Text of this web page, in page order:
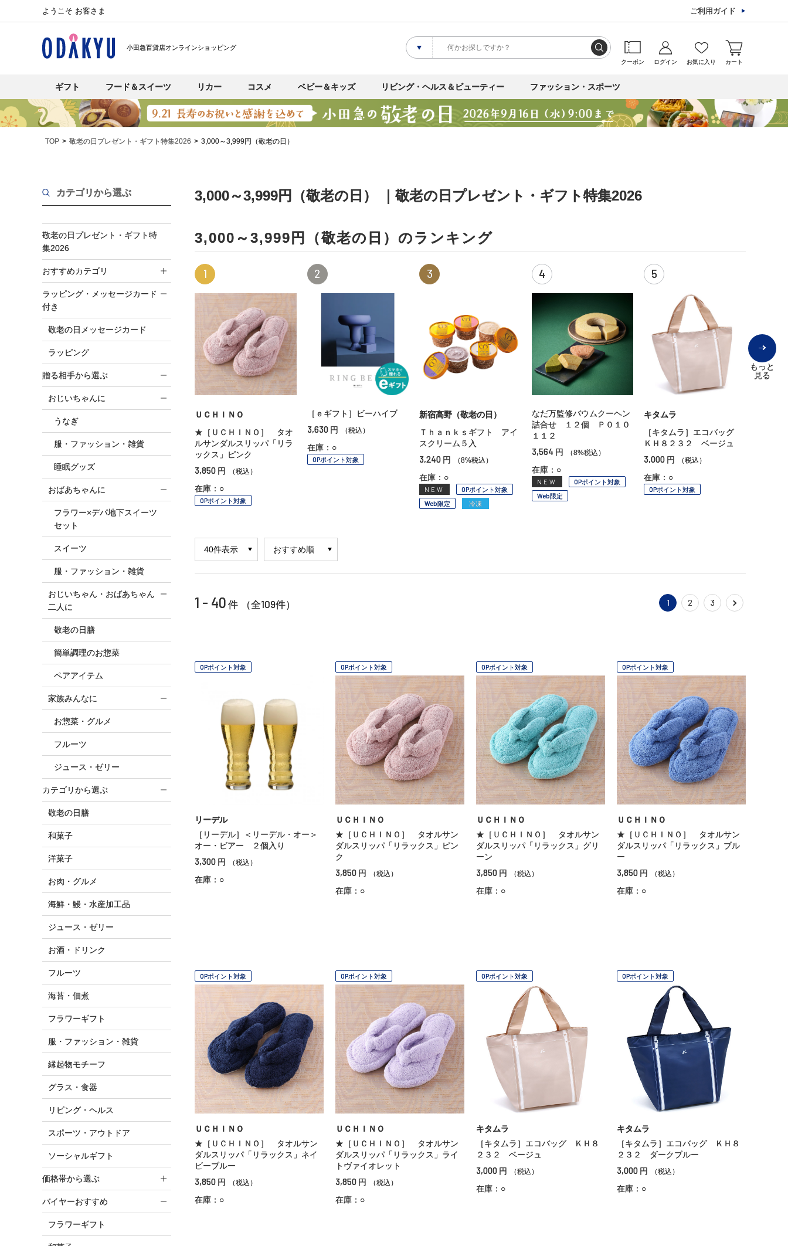
ようこそ お客さま ご利用ガイド
小田急百貨店オンラインショッピング
クーポン ログイン お気に入り カート
ギフト フード＆スイーツ リカー コスメ ベビー＆キッズ リビング・ヘルス＆ビューティー ファッション・スポーツ
TOP 敬老の日プレゼント・ギフト特集2026 3,000～3,999円（敬老の日）
カテゴリから選ぶ
敬老の日プレゼント・ギフト特
集2026
おすすめカテゴリ
ラッピング・メッセージカード
付き
敬老の日メッセージカード
ラッピング
贈る相手から選ぶ
おじいちゃんに
うなぎ
服・ファッション・雑貨
睡眠グッズ
おばあちゃんに
フラワー×デパ地下スイーツ
セット
スイーツ
服・ファッション・雑貨
おじいちゃん・おばあちゃん
二人に
敬老の日膳
簡単調理のお惣菜
ペアアイテム
家族みんなに
お惣菜・グルメ
フルーツ
ジュース・ゼリー
カテゴリから選ぶ
敬老の日膳
和菓子
洋菓子
お肉・グルメ
海鮮・鰻・水産加工品
ジュース・ゼリー
お酒・ドリンク
フルーツ
海苔・佃煮
フラワーギフト
服・ファッション・雑貨
縁起物モチーフ
グラス・食器
リビング・ヘルス
スポーツ・アウトドア
ソーシャルギフト
価格帯から選ぶ
バイヤーおすすめ
フラワーギフト
3,000～3,999円（敬老の日） ｜敬老の日プレゼント・ギフト特集2026
3,000～3,999円（敬老の日）のランキング
もっと
見る
1
ＵＣＨＩＮＯ
★［ＵＣＨＩＮＯ］ タオ
ルサンダルスリッパ「リラ
ックス」ピンク
3,850 円 （税込）
在庫：○
OPポイント対象
2
［ｅギフト］ビーハイブ
3,630 円 （税込）
在庫：○
OPポイント対象
3
新宿高野（敬老の日）
Ｔｈａｎｋｓギフト アイ
スクリーム５入
3,240 円 （8%税込）
在庫：○
NEW
OPポイント対象
Web限定
冷凍
4
なだ万監修バウムクーヘン
詰合せ １２個 Ｐ０１０
１１２
3,564 円 （8%税込）
在庫：○
NEW
OPポイント対象
Web限定
5
キタムラ
［キタムラ］エコバッグ
ＫＨ８２３２ ベージュ
3,000 円 （税込）
在庫：○
OPポイント対象
1 - 40 件 （全109件） 1 2 3
OPポイント対象
リーデル
［リーデル］＜リーデル・オー＞
オー・ビアー ２個入り
3,300 円 （税込）
在庫：○
OPポイント対象
ＵＣＨＩＮＯ
★［ＵＣＨＩＮＯ］ タオルサン
ダルスリッパ「リラックス」ピン
ク
3,850 円 （税込）
在庫：○
OPポイント対象
ＵＣＨＩＮＯ
★［ＵＣＨＩＮＯ］ タオルサン
ダルスリッパ「リラックス」グリ
ーン
3,850 円 （税込）
在庫：○
OPポイント対象
ＵＣＨＩＮＯ
★［ＵＣＨＩＮＯ］ タオルサン
ダルスリッパ「リラックス」ブル
ー
3,850 円 （税込）
在庫：○
OPポイント対象
ＵＣＨＩＮＯ
★［ＵＣＨＩＮＯ］ タオルサン
ダルスリッパ「リラックス」ネイ
ビーブルー
3,850 円 （税込）
在庫：○
OPポイント対象
ＵＣＨＩＮＯ
★［ＵＣＨＩＮＯ］ タオルサン
ダルスリッパ「リラックス」ライ
トヴァイオレット
3,850 円 （税込）
在庫：○
OPポイント対象
キタムラ
［キタムラ］エコバッグ ＫＨ８
２３２ ベージュ
3,000 円 （税込）
在庫：○
OPポイント対象
キタムラ
［キタムラ］エコバッグ ＫＨ８
２３２ ダークブルー
3,000 円 （税込）
在庫：○